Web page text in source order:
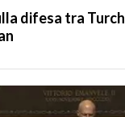
difesa tra